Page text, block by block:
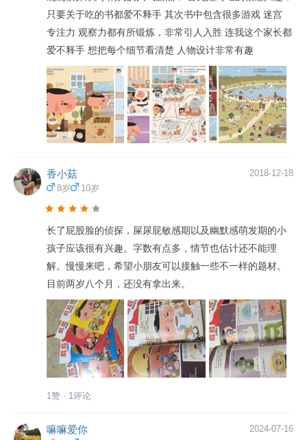
只要关于吃的书都爱不释手 其次书中包含很多游戏 迷宫
专注力 观察力都有所锻炼，非常引人入胜 连我这个家长都
爱不释手 想把每个细节看清楚 人物设计非常有趣
香小菇
8岁 10岁
2018-12-18
长了屁股脸的侦探，屎尿屁敏感期以及幽默感萌发期的小
孩子应该很有兴趣。字数有点多，情节也估计还不能理
解。慢慢来吧，希望小朋友可以接触一些不一样的题材。
目前两岁八个月，还没有拿出来。
1赞 · 1评论
嘛嘛爱你 2024-07-16